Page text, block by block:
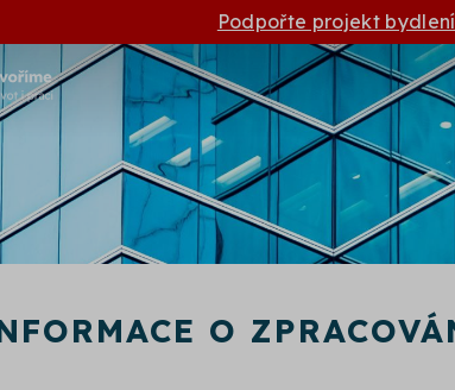
Podpořte projekt
O